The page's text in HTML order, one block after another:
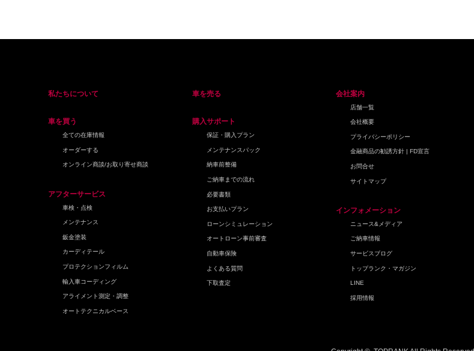
私たちについて
車を買う
全ての在庫情報
オーダーする
オンライン商談/お取り寄せ商談
アフターサービス
車検・点検
メンテナンス
鈑金塗装
カーディテール
プロテクションフィルム
輸入車コーディング
アライメント測定・調整
オートテクニカルベース
車を売る
購入サポート
保証・購入プラン
メンテナンスパック
納車前整備
ご納車までの流れ
必要書類
お支払いプラン
ローンシミュレーション
オートローン事前審査
自動車保険
よくある質問
下取査定
会社案内
店舗一覧
会社概要
プライバシーポリシー
金融商品の勧誘方針 | FD宣言
お問合せ
サイトマップ
インフォメーション
ニュース&メディア
ご納車情報
サービスブログ
トップランク・マガジン
LINE
採用情報